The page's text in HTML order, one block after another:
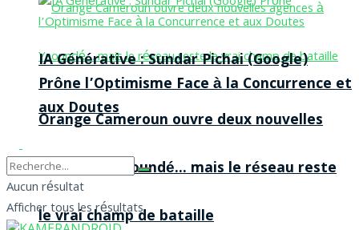
Orange Cameroun ouvre deux nouvelles
agences à Yaoundé… mais le réseau reste
le vrai champ de bataille
IA Générative : Sundar Pichai (Google)
Prône l’Optimisme Face à la Concurrence et
aux Doutes
Aucun résultat
Afficher tous les résultats